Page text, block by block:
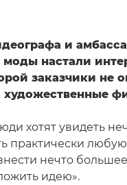
и
настали
заказчики не
хотят увидеть
практически
нечто
идею».